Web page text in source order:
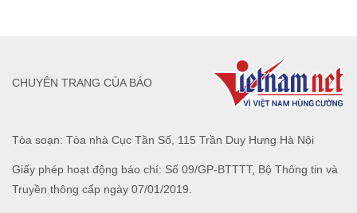
Tòa soạn: Tòa nhà Cục Tần Số, 115 Trần Duy Hưng Hà Nội
Giấy phép hoạt động báo chí: Số 09/GP-BTTTT, Bộ Thông tin và
Truyền thông cấp ngày 07/01/2019.
CHUYÊN TRANG CỦA BÁO